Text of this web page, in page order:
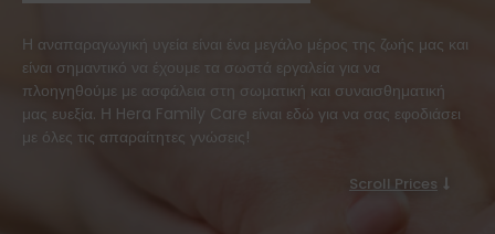
Η αναπαραγωγική υγεία είναι ένα μεγάλο μέρος της ζωής μας και
είναι σημαντικό να έχουμε τα σωστά εργαλεία για να
πλοηγηθούμε με ασφάλεια στη σωματική και συναισθηματική
μας ευεξία. Η Hera Family Care είναι εδώ για να σας εφοδιάσει
με όλες τις απαραίτητες γνώσεις!
Scroll Prices